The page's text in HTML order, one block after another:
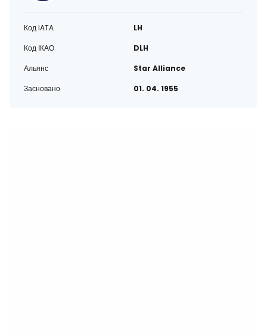
Код IATA
LH
Код ІКАО
DLH
Альянс
Star Alliance
Засновано
01. 04. 1955